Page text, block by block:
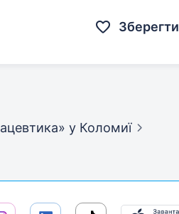
Зберегти
у Коломиї